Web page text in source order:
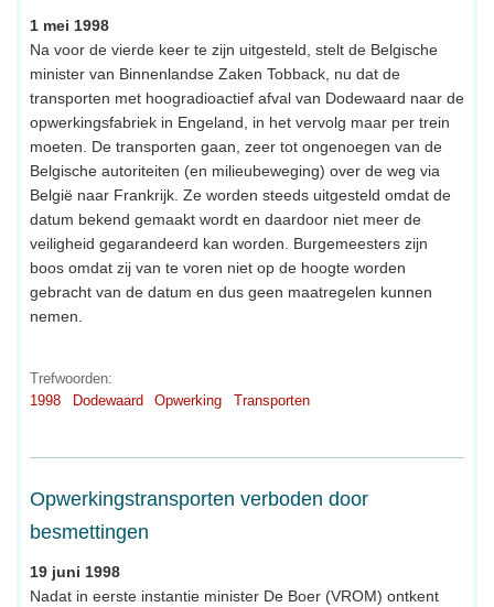
1 mei 1998
Na voor de vierde keer te zijn uitgesteld, stelt de Belgische
minister van Binnenlandse Zaken Tobback, nu dat de
transporten met hoogradioactief afval van Dodewaard naar de
opwerkingsfabriek in Engeland, in het vervolg maar per trein
moeten. De transporten gaan, zeer tot ongenoegen van de
Belgische autoriteiten (en milieubeweging) over de weg via
België naar Frankrijk. Ze worden steeds uitgesteld omdat de
datum bekend gemaakt wordt en daardoor niet meer de
veiligheid gegarandeerd kan worden. Burgemeesters zijn
boos omdat zij van te voren niet op de hoogte worden
gebracht van de datum en dus geen maatregelen kunnen
nemen.
Trefwoorden:
1998
Dodewaard Opwerking Transporten
Opwerkingstransporten verboden door
besmettingen
19 juni 1998
Nadat in eerste instantie minister De Boer (VROM) ontkent